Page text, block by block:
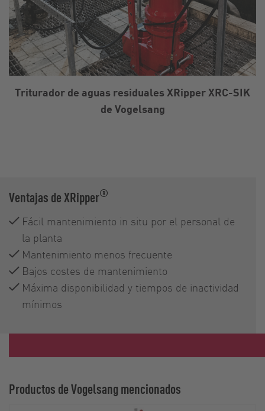
Triturador de aguas residuales XRipper XRC-SIK
de Vogelsang
Ventajas de XRipper®
Fácil mantenimiento in situ por el personal de
la planta
Mantenimiento menos frecuente
Bajos costes de mantenimiento
Máxima disponibilidad y tiempos de inactividad
mínimos
Productos de Vogelsang mencionados